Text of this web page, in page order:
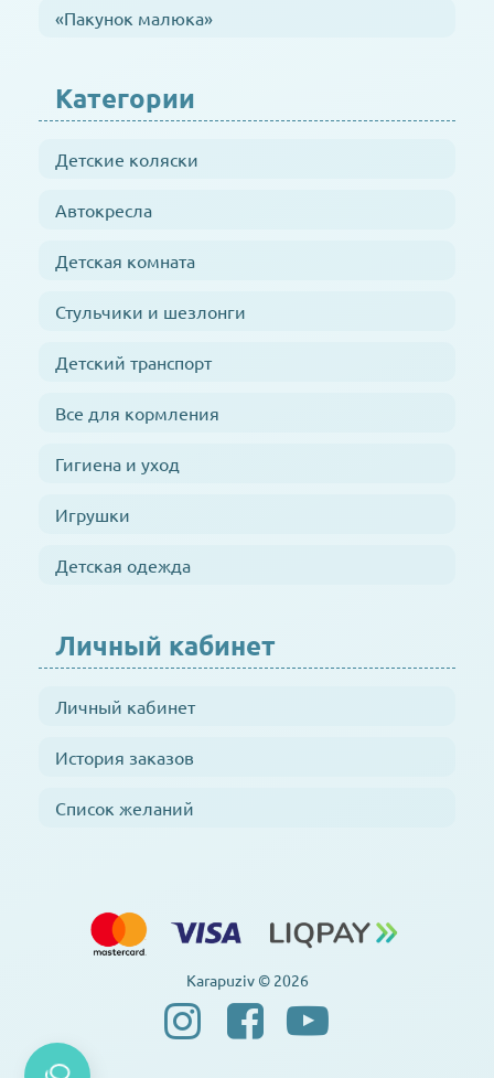
«Пакунок малюка»
Категории
Детские коляски
Автокресла
Детская комната
Стульчики и шезлонги
Детский транспорт
Все для кормления
Гигиена и уход
Игрушки
Детская одежда
Личный кабинет
Личный кабинет
История заказов
Список желаний
Karapuziv © 2026